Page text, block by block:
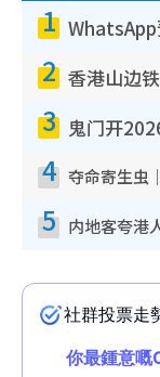
1
2
3
4
5